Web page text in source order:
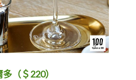
（＄220）